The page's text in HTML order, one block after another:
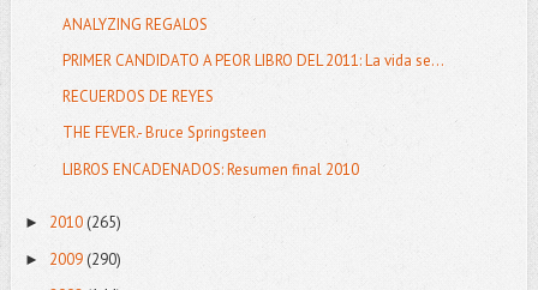
ANALYZING REGALOS
PRIMER CANDIDATO A PEOR LIBRO DEL 2011: La vida se...
RECUERDOS DE REYES
THE FEVER.- Bruce Springsteen
LIBROS ENCADENADOS: Resumen final 2010
► 2010(265)
► 2009(290)